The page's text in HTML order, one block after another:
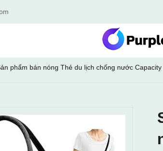
phẩm bán nóng Thẻ du lịch chống nước